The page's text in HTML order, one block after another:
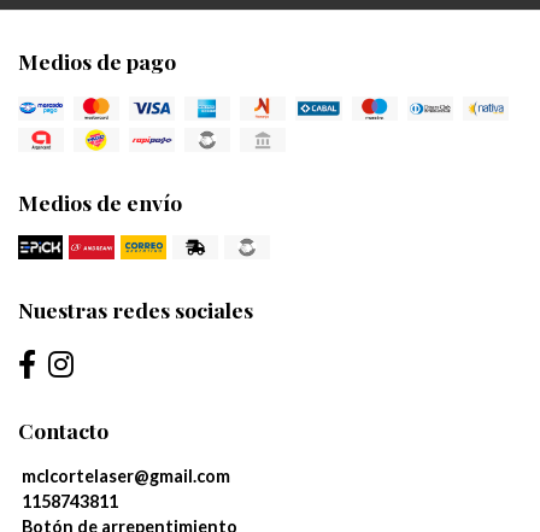
Medios de pago
Medios de envío
Nuestras redes sociales
Contacto
mclcortelaser@gmail.com
1158743811
Botón de arrepentimiento